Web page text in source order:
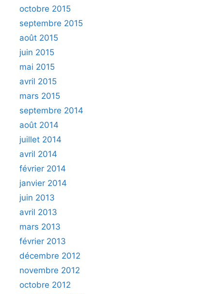
octobre 2015
septembre 2015
août 2015
juin 2015
mai 2015
avril 2015
mars 2015
septembre 2014
août 2014
juillet 2014
avril 2014
février 2014
janvier 2014
juin 2013
avril 2013
mars 2013
février 2013
décembre 2012
novembre 2012
octobre 2012